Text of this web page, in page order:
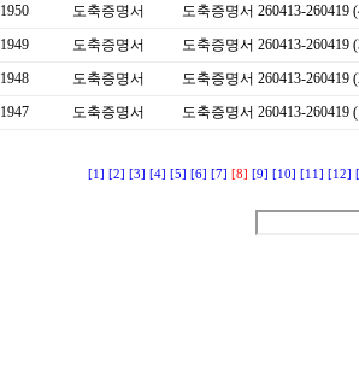
1950
도축증명서
도축증명서 260413-260419
1949
도축증명서
도축증명서 260413-260419
1948
도축증명서
도축증명서 260413-260419
1947
도축증명서 도축증명서 260413-260419
[1] [2] [3] [4] [5] [6] [7] [8] [9] [10] [11] [12]